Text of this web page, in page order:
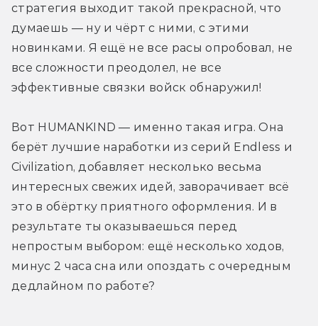
стратегия выходит такой прекрасной, что
думаешь — ну и чёрт с ними, с этими
новинками. Я ещё не все расы опробовал, не
все сложности преодолел, не все
эффективные связки войск обнаружил!
Вот HUMANKIND — именно такая игра. Она
берёт лучшие наработки из серий Endless и
Civilization, добавляет несколько весьма
интересных свежих идей, заворачивает всё
это в обёртку приятного оформления. И в
результате ты оказываешься перед
непростым выбором: ещё несколько ходов,
минус 2 часа сна или опоздать с очередным
дедлайном по работе?